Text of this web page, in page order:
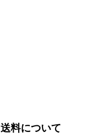
送料について